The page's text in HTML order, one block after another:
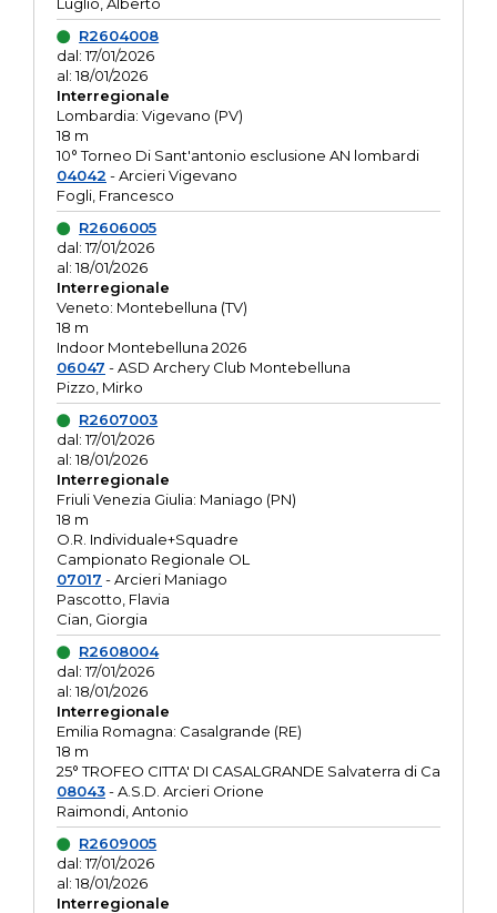
R2604008
dal: 17/01/2026
al: 18/01/2026
Interregionale
Lombardia: Vigevano (PV)
18 m
10° Torneo Di Sant'antonio esclusione AN lombardi
04042 - Arcieri Vigevano
Fogli, Francesco
R2606005
dal: 17/01/2026
al: 18/01/2026
Interregionale
Veneto: Montebelluna (TV)
18 m
Indoor Montebelluna 2026
06047 - ASD Archery Club Montebelluna
Pizzo, Mirko
R2607003
dal: 17/01/2026
al: 18/01/2026
Interregionale
Friuli Venezia Giulia: Maniago (PN)
18 m
O.R. Individuale+Squadre
Campionato Regionale OL
07017 - Arcieri Maniago
Pascotto, Flavia
Cian, Giorgia
R2608004
dal: 17/01/2026
al: 18/01/2026
Interregionale
Emilia Romagna: Casalgrande (RE)
18 m
25° TROFEO CITTA' DI CASALGRANDE Salvaterra di Ca
08043- A.S.D. Arcieri Orione
Raimondi, Antonio
R2609005
dal: 17/01/2026
al: 18/01/2026
Interregionale